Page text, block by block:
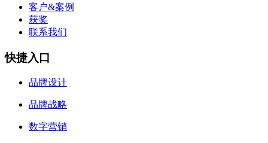
客户&案例
获奖
联系我们
快捷入口
品牌设计
品牌战略
数字营销